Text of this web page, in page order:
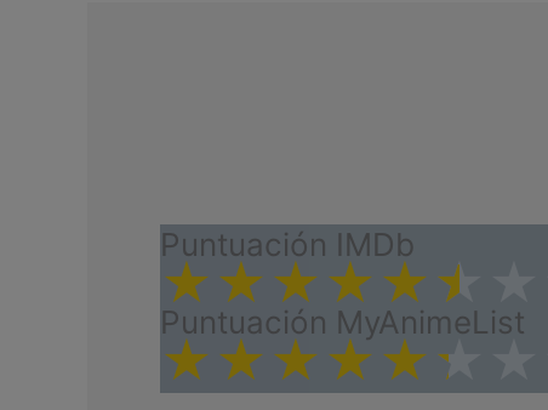
Puntuación IMDb
★★★★★★
Puntuación MyAnimeList
★★★★★★